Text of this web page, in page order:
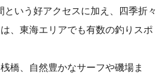
という好アクセスに加え、四季折々
、東海エリアでも有数の釣りスポ
橋、自然豊かなサーフや磯場ま